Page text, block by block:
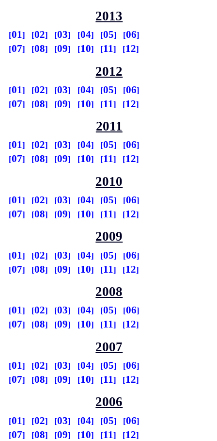
2013
01 02 03 04 05
06
07
08 09 10 11 12
2012
01 02 03 04 05
06
07
08 09 10 11 12
2011
01 02 03 04 05
06
07
08 09 10 11 12
2010
01 02 03 04 05
06
07
08 09 10 11 12
2009
01 02 03 04 05
06
07
08 09 10 11 12
2008
01 02 03 04 05
06
07
08 09 10 11 12
2007
01 02 03 04 05
06
07
08 09 10 11 12
2006
01 02 03 04 05
06
07
08 09 10 11 12